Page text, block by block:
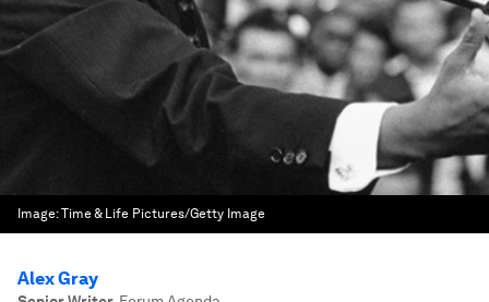
Image:Time & Life Pictures/Getty Image
Alex Gray